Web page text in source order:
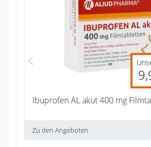
Ibuprofen AL akut 400 mg
Zu den Angeboten